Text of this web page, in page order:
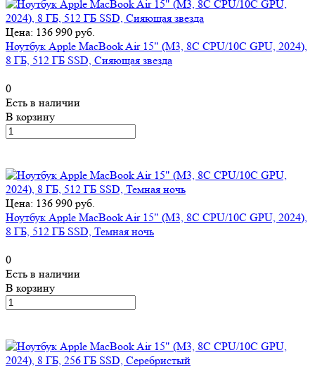
Цена: 136 990 руб.
Ноутбук Apple MacBook Air 15" (M3, 8C CPU/10C GPU, 2024),
8 ГБ, 512 ГБ SSD, Сияющая звезда
0
Есть в наличии
В корзину
Цена: 136 990 руб.
Ноутбук Apple MacBook Air 15" (M3, 8C CPU/10C GPU, 2024),
8 ГБ, 512 ГБ SSD, Темная ночь
0
Есть в наличии
В корзину